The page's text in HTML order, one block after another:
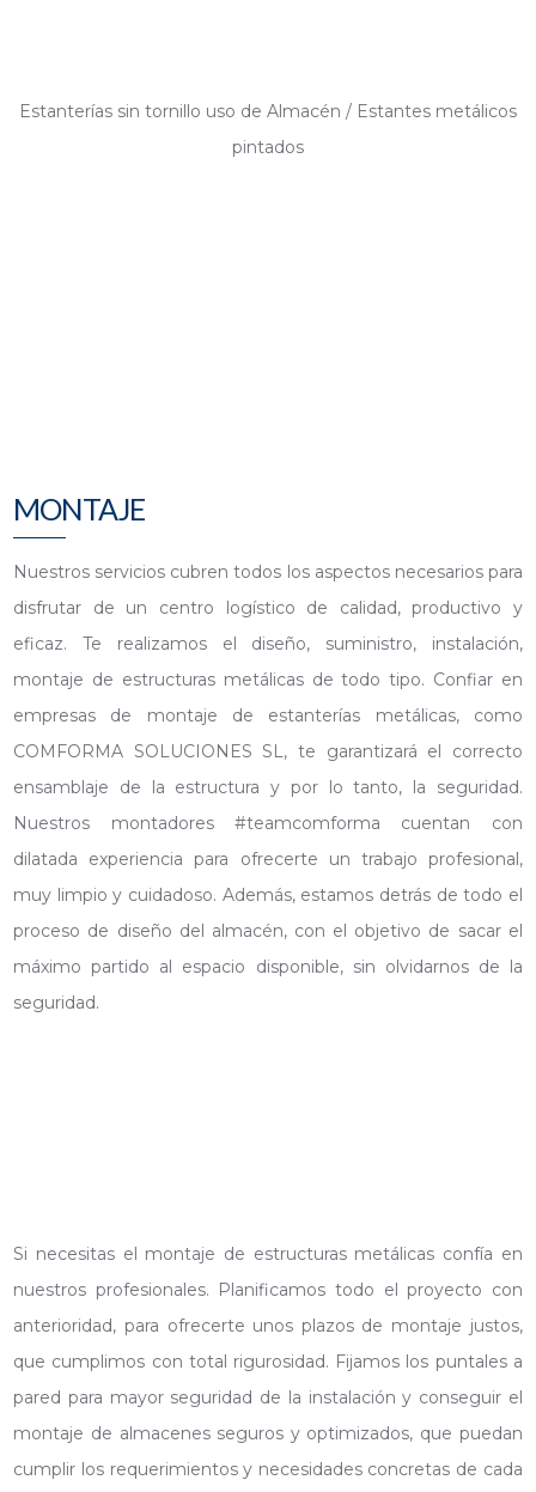
Estanterías sin tornillo uso de Almacén / Estantes metálicos
pintados
MONTAJE
Nuestros servicios cubren todos los aspectos necesarios para
disfrutar de un centro logístico de calidad, productivo y
eficaz. Te realizamos el diseño, suministro, instalación,
montaje de estructuras metálicas de todo tipo. Confiar en
empresas de montaje de estanterías metálicas, como
COMFORMA SOLUCIONES SL, te garantizará el correcto
ensamblaje de la estructura y por lo tanto, la seguridad.
Nuestros montadores #teamcomforma cuentan con
dilatada experiencia para ofrecerte un trabajo profesional,
muy limpio y cuidadoso. Además, estamos detrás de todo el
proceso de diseño del almacén, con el objetivo de sacar el
máximo partido al espacio disponible, sin olvidarnos de la
seguridad.
Si necesitas el montaje de estructuras metálicas confía en
nuestros profesionales. Planificamos todo el proyecto con
anterioridad, para ofrecerte unos plazos de montaje justos,
que cumplimos con total rigurosidad. Fijamos los puntales a
pared para mayor seguridad de la instalación y conseguir el
montaje de almacenes seguros y optimizados, que puedan
cumplir los requerimientos y necesidades concretas de cada